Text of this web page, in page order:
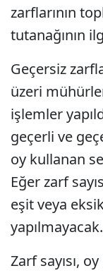
zarflarının
tutanağının
Geçersiz
üzeri
işlemler
geçerli ve
oy kullanan
Eğer zarf
eşit veya
yapılmayacak.
Zarf sayısı,